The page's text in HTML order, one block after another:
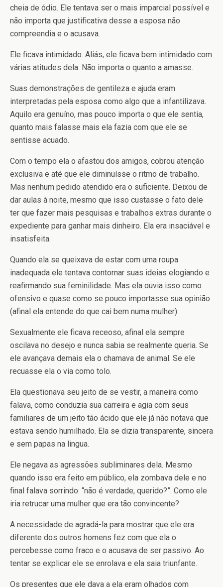
cheia de ódio. Ele tentava ser o mais imparcial possível e
não importa que justificativa desse a esposa não
compreendia e o acusava.
Ele ficava intimidado. Aliás, ele ficava bem intimidado com
várias atitudes dela. Não importa o quanto a amasse.
Suas demonstrações de gentileza e ajuda eram
interpretadas pela esposa como algo que a infantilizava.
Aquilo era genuíno, mas pouco importa o que ele sentia,
quanto mais falasse mais ela fazia com que ele se
sentisse acuado.
Com o tempo ela o afastou dos amigos, cobrou atenção
exclusiva e até que ele diminuísse o ritmo de trabalho.
Mas nenhum pedido atendido era o suficiente. Deixou de
dar aulas à noite, mesmo que isso custasse o fato dele
ter que fazer mais pesquisas e trabalhos extras durante o
expediente para ganhar mais dinheiro. Ela era insaciável e
insatisfeita.
Quando ela se queixava de estar com uma roupa
inadequada ele tentava contornar suas ideias elogiando e
reafirmando sua feminilidade. Mas ela ouvia isso como
ofensivo e quase como se pouco importasse sua opinião
(afinal ela entende do que cai bem numa mulher).
Sexualmente ele ficava receoso, afinal ela sempre
oscilava no desejo e nunca sabia se realmente queria. Se
ele avançava demais ela o chamava de animal. Se ele
recuasse ela o via como tolo.
Ela questionava seu jeito de se vestir, a maneira como
falava, como conduzia sua carreira e agia com seus
familiares de um jeito tão ácido que ele já não notava que
estava sendo humilhado. Ela se dizia transparente, sincera
e sem papas na lingua.
Ele negava as agressões subliminares dela. Mesmo
quando isso era feito em público, ela zombava dele e no
final falava sorrindo: “não é verdade, querido?”. Como ele
iria retrucar uma mulher que era tão convincente?
A necessidade de agradá-la para mostrar que ele era
diferente dos outros homens fez com que ela o
percebesse como fraco e o acusava de ser passivo. Ao
tentar se explicar ele se enrolava e ela saia triunfante.
Os presentes que ele dava a ela eram olhados com